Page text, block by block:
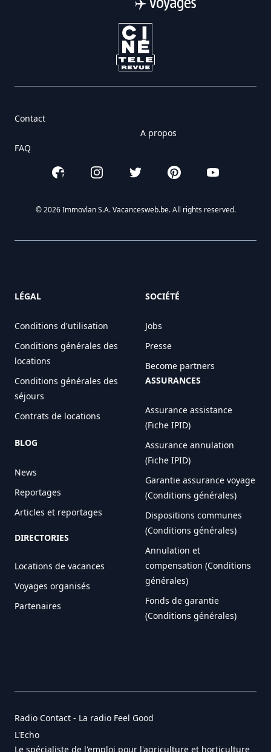
Contact
FAQ
A propos
FacebookInstagramTwitter PinterestYouTube
© 2026 Immovlan S.A. Vacancesweb.be. All rights reserved.
LÉGAL
Conditions d'utilisation
Conditions générales des
locations
Conditions générales des
séjours
Contrats de locations
BLOG
News
Reportages
Articles et reportages
DIRECTORIES
Locations de vacances
Voyages organisés
Partenaires
SOCIÉTÉ
Jobs
Presse
Become partners
ASSURANCES
Assurance assistance
(Fiche IPID)
Assurance annulation
(Fiche IPID)
Garantie assurance voyage
(Conditions générales)
Dispositions communes
(Conditions générales)
Annulation et
compensation (Conditions
générales)
Fonds de garantie
(Conditions générales)
Radio Contact - La radio Feel Good
L'Echo
Le spécialiste de l'emploi pour l'agriculture et horticulture